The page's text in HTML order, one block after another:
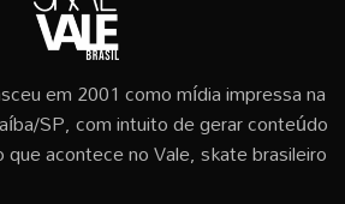
em 2001 como mídia impressa na
SP, com intuito de gerar conteúdo
que acontece no Vale, skate brasileiro